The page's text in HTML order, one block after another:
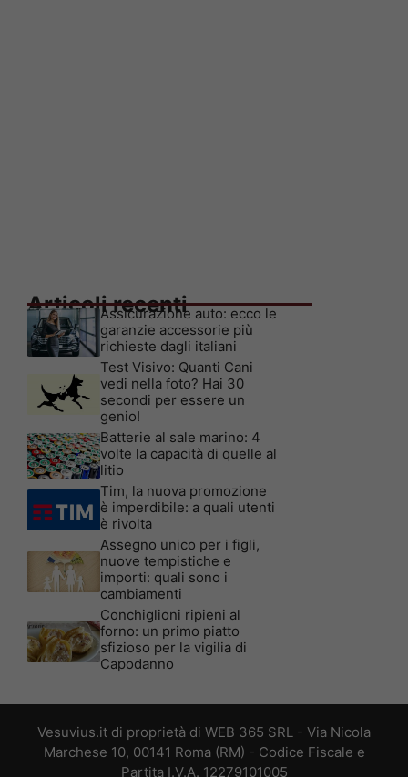
Articoli recenti
Assicurazione auto: ecco le
garanzie accessorie più
richieste dagli italiani
Test Visivo: Quanti Cani
vedi nella foto? Hai 30
secondi per essere un
genio!
Batterie al sale marino: 4
volte la capacità di quelle al
litio
Tim, la nuova promozione
è imperdibile: a quali utenti
è rivolta
Assegno unico per i figli,
nuove tempistiche e
importi: quali sono i
cambiamenti
Conchiglioni ripieni al
forno: un primo piatto
sfizioso per la vigilia di
Capodanno
Vesuvius.it di proprietà di WEB 365 SRL - Via Nicola
Marchese 10, 00141 Roma (RM) - Codice Fiscale e
Partita I.V.A. 12279101005